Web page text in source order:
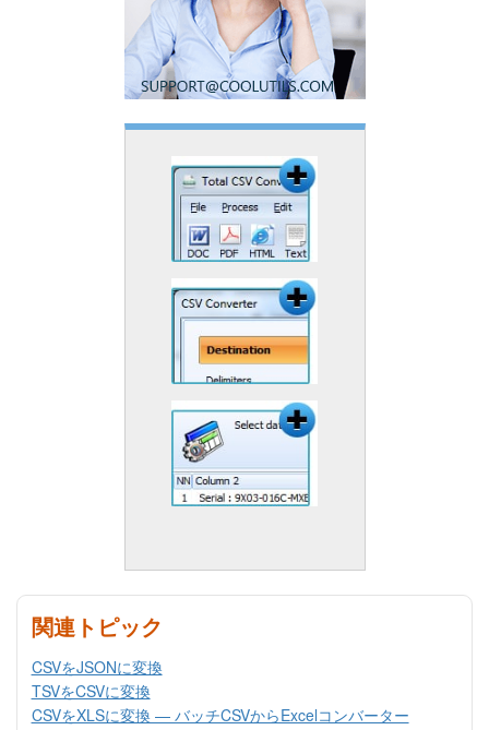
関連トピック
CSVをJSONに変換
TSVをCSVに変換
CSVをXLSに変換 — バッチCSVからExcelコンバーター